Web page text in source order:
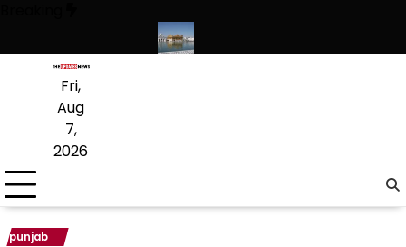
content
Fri,
Aug
7,
2026
punjab